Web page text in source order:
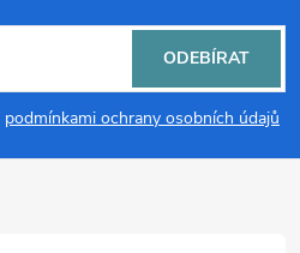
podmínkami ochrany osobních údajů
ODEBÍRAT